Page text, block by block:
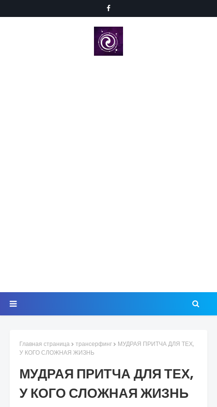
Главная страница трансерфинг
МУДРАЯ ПРИТЧА ДЛЯ ТЕХ,
У КОГО СЛОЖНАЯ ЖИЗНЬ
МУДРАЯ ПРИТЧА ДЛЯ ТЕХ,
У КОГО СЛОЖНАЯ ЖИЗНЬ